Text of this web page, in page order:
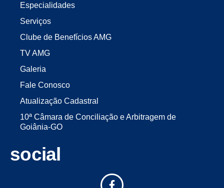
Especialidades
Serviços
Clube de Benefícios AMG
TV AMG
Galeria
Fale Conosco
Atualização Cadastral
10ª Câmara de Conciliação e Arbitragem de
Goiânia-GO
social